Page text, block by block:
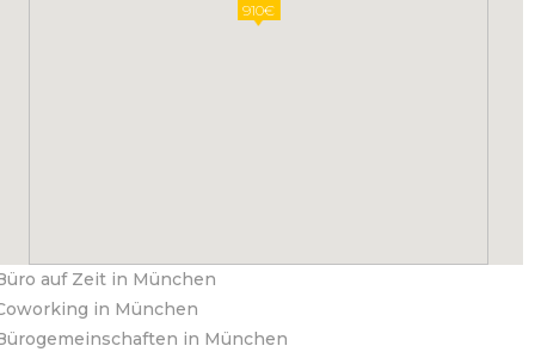
910€
auf Zeit in München
in München
in München